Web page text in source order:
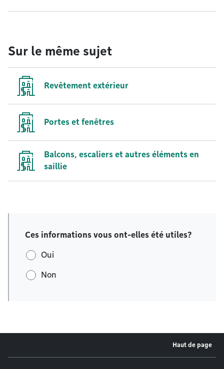
Sur le même sujet
Revêtement extérieur
Portes et fenêtres
Balcons, escaliers et autres éléments en
saillie
Ces informations vous ont-elles été utiles?
Oui
Non
Haut de page